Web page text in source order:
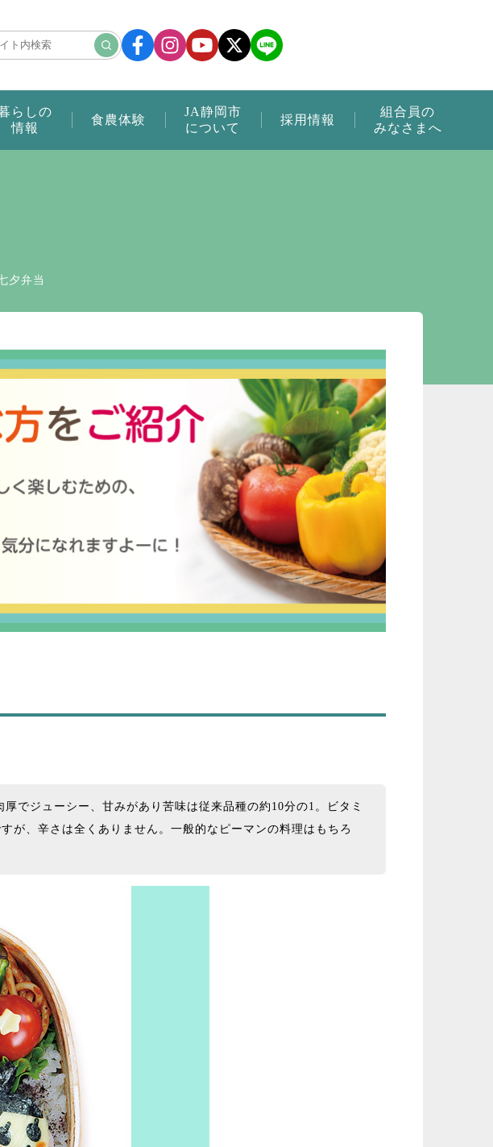
らしの
情報
食農体験
JA静岡市
について
採用情報
組合員の
みなさまへ
夕弁当
でジューシー、甘みがあり苦味は従来品種の約10分の1。ビタミ
が、辛さは全くありません。一般的なピーマンの料理はもちろ